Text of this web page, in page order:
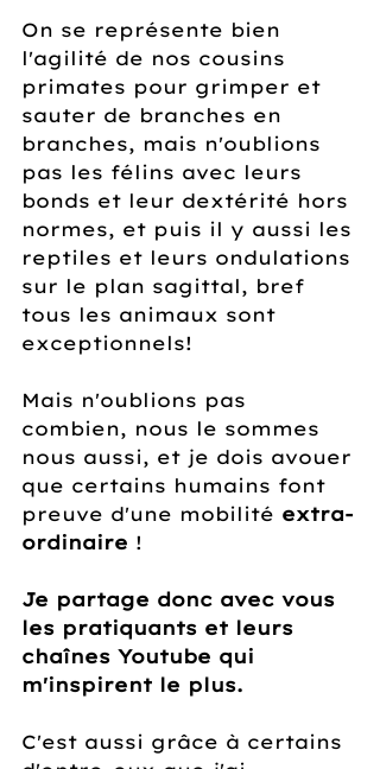
On se représente bien
l'agilité de nos cousins
primates pour grimper et
sauter de branches en
branches, mais n'oublions
pas les félins avec leurs
bonds et leur dextérité hors
normes, et puis il y aussi les
reptiles et leurs ondulations
sur le plan sagittal, bref
tous les animaux sont
exceptionnels!
Mais n'oublions pas
combien, nous le sommes
nous aussi, et je dois avouer
que certains humains font
preuve d'une mobilité extra-
ordinaire !
Je partage donc avec vous
les pratiquants et leurs
chaînes Youtube qui
m'inspirent le plus.
C'est aussi grâce à certains